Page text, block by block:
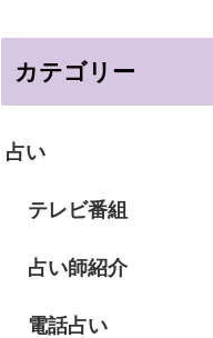
カテゴリー
占い
テレビ番組
占い師紹介
電話占い